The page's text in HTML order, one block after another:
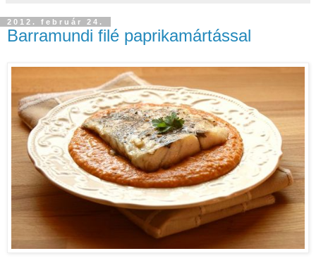
2012. február 24.
Barramundi filé paprikamártással